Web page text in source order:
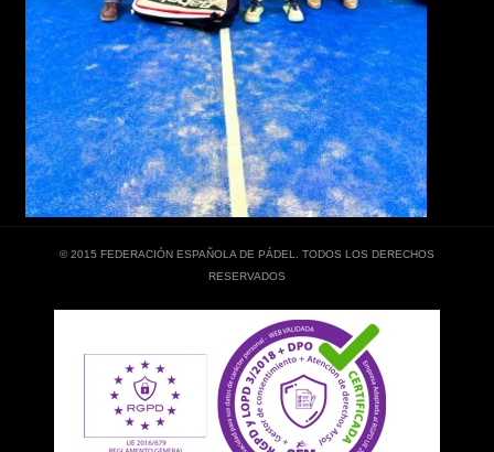
© 2015 FEDERACIÓN ESPAÑOLA DE PÁDEL. TODOS LOS DERECHOS
RESERVADOS